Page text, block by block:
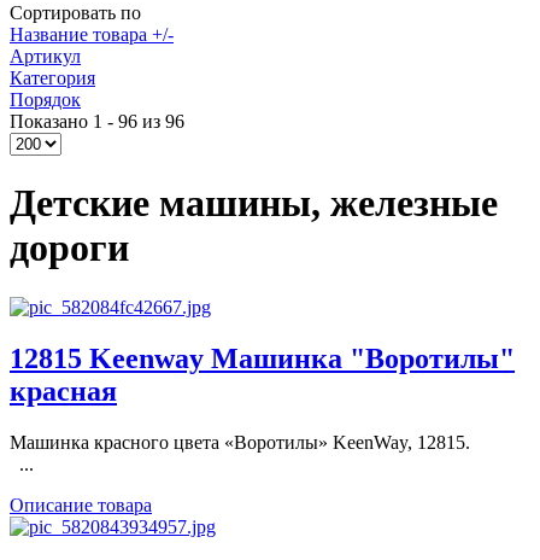
Сортировать по
Название товара +/-
Артикул
Категория
Порядок
Показано 1 - 96 из 96
Детские машины, железные
дороги
12815 Keenway Машинка "Воротилы"
красная
Машинка красного цвета «Воротилы» KeenWay, 12815.
...
Описание товара